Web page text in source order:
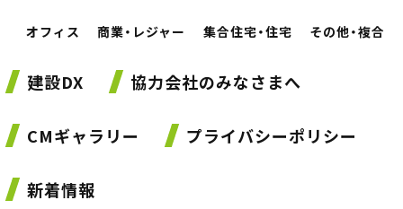
オフィス 商業・レジャー 集合住宅・住宅 その他・複合
建設DX 協力会社のみなさまへ
CMギャラリー プライバシーポリシー
新着情報